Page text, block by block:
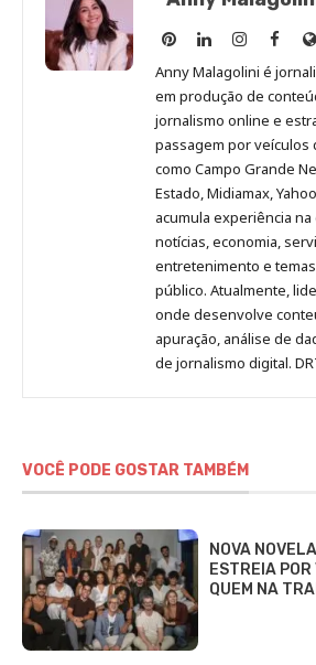
Anny
Malagolini
no
Pinterest
Anny
Malagolini
no
LinkedIn
Anny
no
Anny
no
Anny Malagolini é
em produção de
jornalismo online e
passagem por veículos
como Campo Grande
Estado, Midiamax,
acumula experiência
notícias, economia,
entretenimento e
público. Atualmente,
onde desenvolve
apuração, análise de
de jornalismo digital.
VOCÊ PODE GOSTAR TAMBÉM
NOVA
ESTREIA POR
QUEM NA